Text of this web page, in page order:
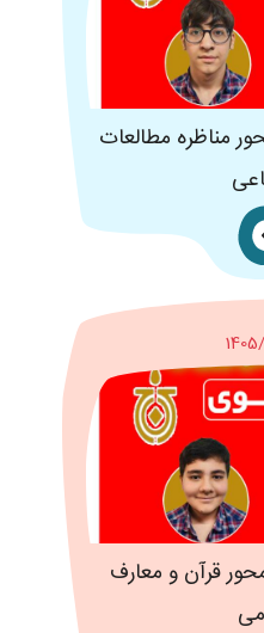
مناظره مطالعات
قرآن و معارف